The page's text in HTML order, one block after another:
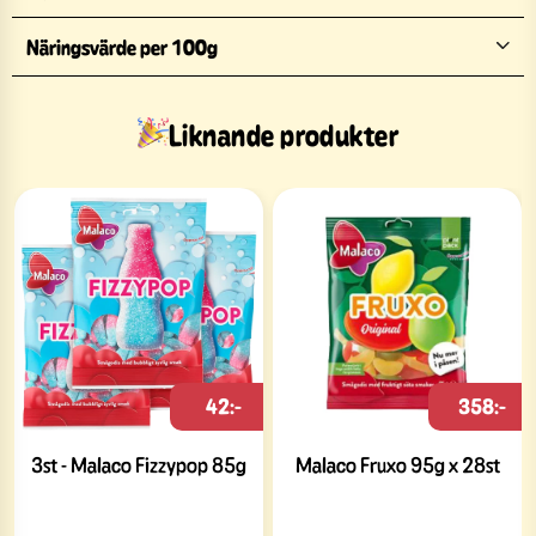
Näringsvärde per 100g
Liknande produkter
3st - Malaco Fizzypop 85g
42:-
Malaco Fruxo 95g x 28st
358:-